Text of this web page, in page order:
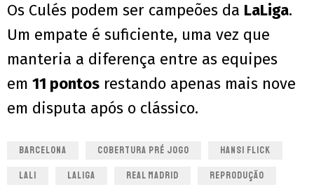
Os Culés podem ser campeões da LaLiga.
Um empate é suficiente, uma vez que
manteria a diferença entre as equipes
em 11 pontos restando apenas mais nove
em disputa após o clássico.
BARCELONA COBERTURA PRÉ JOGO HANSI FLICK
LALI LALIGA REAL MADRID REPRODUÇÃO